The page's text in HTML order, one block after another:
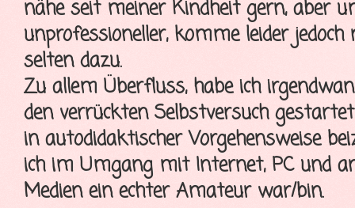
nähe seit meiner Kindheit gern, aber
unprofessioneller, komme leider
selten dazu.
Zu allem Überfluss, habe ich
den verrückten Selbstversuch
in autodidaktischer Vorgehensweise
ich im Umgang mit Internet, PC und
Medien ein echter Amateur war/bin.